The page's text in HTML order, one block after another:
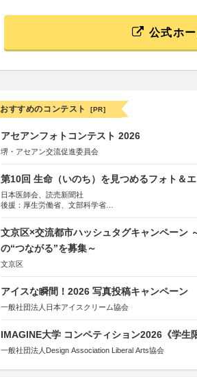
公式ホ
おすすめのコンテスト [PR]
アセアンフォトコンテスト 2026
堺・アセアン交流促進委員会
第10回 生命（いのち）を見つめるフォト＆
日本医師会、読売新聞社
後援：厚生労働省、文部科学省
文京区×交流都市ハッシュタグキャンペーン
の“つながる”を募集～
文京区
アイスな瞬間！2026 写真投稿キャンペーン
一般社団法人日本アイスクリーム協会
IMAGINE大学 コンペティション2026《学生
一般社団法人Design Association Liberal Arts協会